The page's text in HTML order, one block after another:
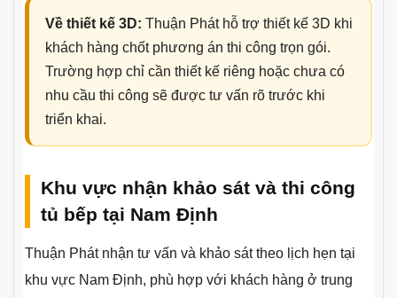
Về thiết kế 3D: Thuận Phát hỗ trợ thiết kế 3D khi
khách hàng chốt phương án thi công trọn gói.
Trường hợp chỉ cần thiết kế riêng hoặc chưa có
nhu cầu thi công sẽ được tư vấn rõ trước khi
triển khai.
Khu vực nhận khảo sát và thi công
tủ bếp tại Nam Định
Thuận Phát nhận tư vấn và khảo sát theo lịch hẹn tại
khu vực Nam Định, phù hợp với khách hàng ở trung